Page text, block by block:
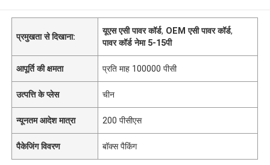
प्रमुखता से दिखाना:
यूएस एसी पावर कॉर्ड, OEM एसी पावर कॉर्ड,
पावर कॉर्ड नेमा 5-15पी
आपूर्ति की क्षमता प्रति माह 100000 पीसी
उत्पत्ति के प्लेस चीन
न्यूनतम आदेश मात्रा 200 पीसीएस
पैकेजिंग विवरण बॉक्स पैकिंग